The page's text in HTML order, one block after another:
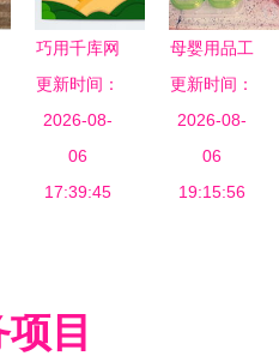
巧用千库网
设计素材，
打造母婴用
品销售新亮
点
更新时间：
2026-08-
06
17:39:45
母婴用品工
作室选址指
南 优选地
段策略与销
售成功要素
更新时间：
2026-08-
06
19:15:56
目